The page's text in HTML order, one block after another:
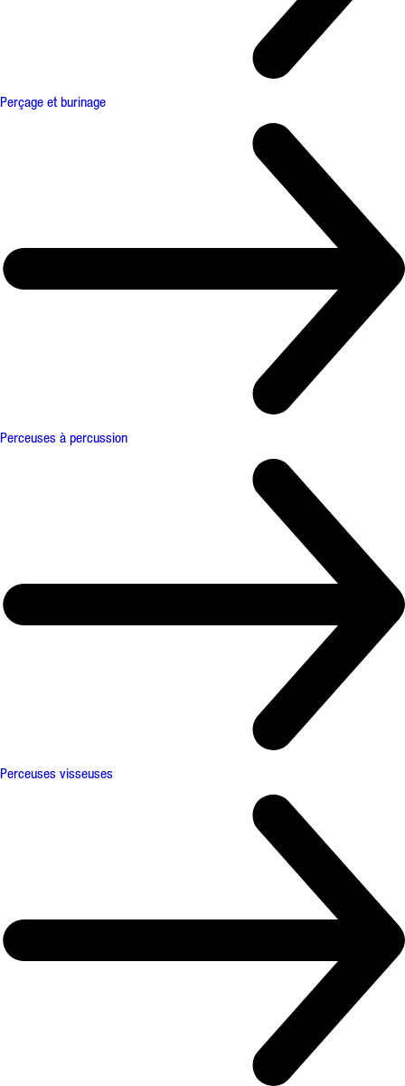
Perçage et burinage
Perceuses à percussion
Perceuses visseuses